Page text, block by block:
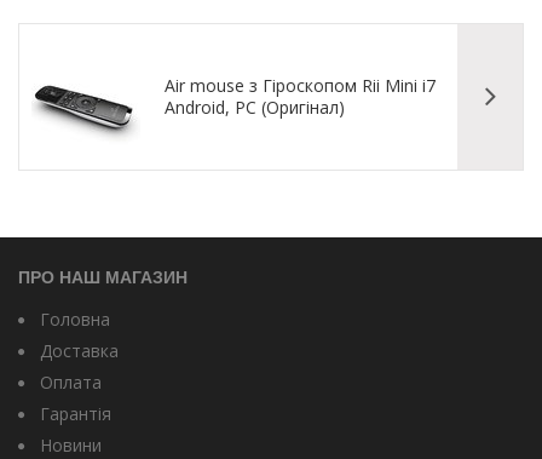
Air mouse з Гіроскопом Rii Mini i7
Android, PC (Оригінал)
ПРО НАШ МАГАЗИН
Головна
Доставка
Оплата
Гарантія
Новини